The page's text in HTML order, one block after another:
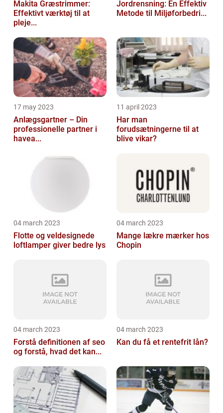
Makita Græstrimmer:
Effektivt værktøj til at
pleje...
Jordrensning: En Effektiv
Metode til Miljøforbedri...
17 may 2023
Anlægsgartner – Din
professionelle partner i
havea...
11 april 2023
Har man
forudsætningerne til at
blive vikar?
04 march 2023
Flotte og veldesignede
loftlamper giver bedre lys
04 march 2023
Mange lækre mærker hos
Chopin
04 march 2023
Forstå definitionen af seo
og forstå, hvad det kan...
04 march 2023
Kan du få et rentefrit lån?